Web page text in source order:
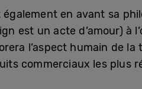
en avant sa
est un acte d’amour) à
l’aspect humain de
commerciaux les plus